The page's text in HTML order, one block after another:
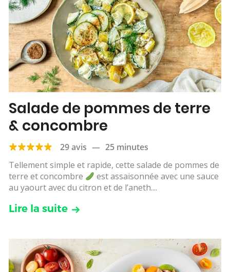
Salade de pommes de terre
& concombre
29 avis — 25 minutes
Tellement simple et rapide, cette salade de pommes de
terre et concombre
est assaisonnée avec une sauce
au yaourt avec du citron et de l’aneth....
Lire la suite